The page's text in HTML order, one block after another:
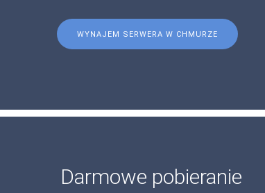
WYNAJEM SERWERA W CHMURZE
Darmowe pobieranie